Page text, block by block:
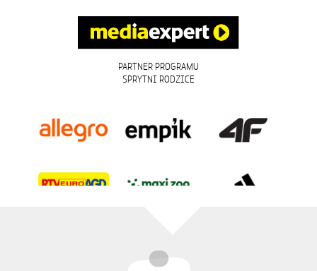
PARTNER PROGRAMU
SPRYTNI RODZICE